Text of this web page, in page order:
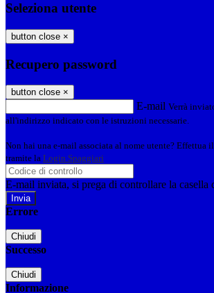
Seleziona utente
button close ×
Recupero password
button close ×
E-mail Verrà
all'indirizzo indicato con le istruzioni necessarie.
Non hai una e-mail associata al nome utente? Effettua
tramite la Login Spaggiari
E-mail inviata, si prega di controllare la casella
Errore
Chiudi
Successo
Chiudi
Informazione